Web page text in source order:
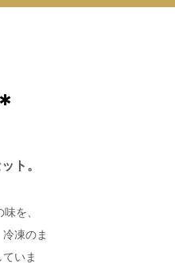
ト。
を、
凍のま
いま